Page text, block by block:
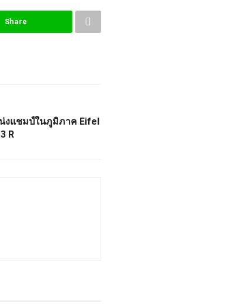
Share
งแชมป์ในภูมิภาค Eifel
R